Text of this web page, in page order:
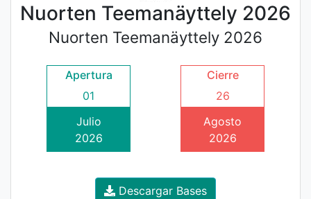
Nuorten Teemanäyttely 2026
Nuorten Teemanäyttely 2026
Apertura
01
Julio
2026
Cierre
26
Agosto
2026
Descargar Bases